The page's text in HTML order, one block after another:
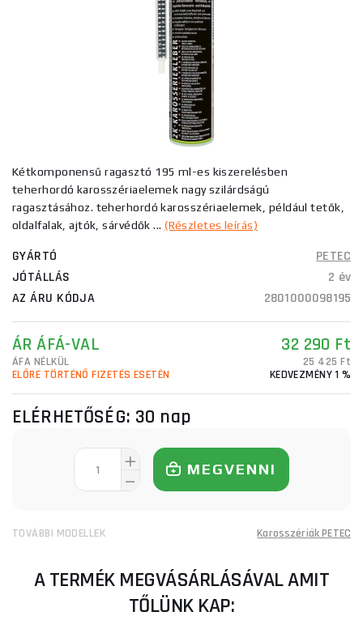
Kétkomponensű ragasztó 195 ml-es kiszerelésben
teherhordó karosszériaelemek nagy szilárdságú
ragasztásához. teherhordó karosszériaelemek, például tetők,
oldalfalak, ajtók, sárvédők ...(Részletes leírás)
GYÁRTÓ
PETEC
JÓTÁLLÁS
2 év
AZ ÁRU KÓDJA
2801000098195
ÁR ÁFÁ-VAL 32 290 Ft
ÁFA NÉLKÜL
25 425 Ft
ELŐRE TÖRTÉNŐ FIZETÉS ESETÉN
KEDVEZMÉNY 1 %
ELÉRHETŐSÉG: 30 nap
MEGVENNI
TOVÁBBI MODELLEK Karosszériák PETEC
A TERMÉK MEGVÁSÁRLÁSÁVAL AMIT
TŐLÜNK KAP: